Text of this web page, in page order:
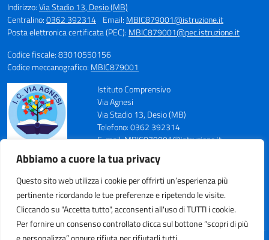
Abbiamo a cuore la tua privacy
Questo sito web utilizza i cookie per offrirti un’esperienza più
pertinente ricordando le tue preferenze e ripetendo le visite.
Cliccando su "Accetta tutto", acconsenti all'uso di TUTTI i cookie.
Per fornire un consenso controllato clicca sul bottone “scopri di più
Indirizzo:Via Stadio 13, Desio (MB)
Centralino:0362 392314 Email: MBIC879001@istruzione.it
Posta elettronica certificata (PEC): MBIC879001@pec.istruzione.it
Codice fiscale: 83010550156
Codice meccanografico: MBIC879001
Istituto Comprensivo
Via Agnesi
Via Stadio 13, Desio (MB)
Telefono: 0362 392314
E-mail: MBIC879001@istruzione.it
PEC: MBIC879001@pec.istruzione.it
Codice Meccanografico: MBIC879001
Codice Fiscale: 83010550156